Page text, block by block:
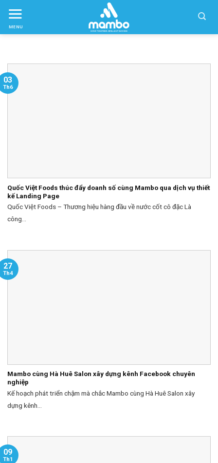
ctent
MENU
Quốc Việt Foods thúc đẩy doanh số cùng Mambo qua dịch vụ thiết
kế Landing Page
Quốc Việt Foods – Thương hiệu hàng đầu về nước cốt cô đặc Là
công...
03
Th6
Mambo cùng Hà Huê Salon xây dựng kênh Facebook chuyên
nghiệp
Kế hoạch phát triển chậm mà chắc Mambo cùng Hà Huê Salon xây
dựng kênh...
27
Th4
09
Th1